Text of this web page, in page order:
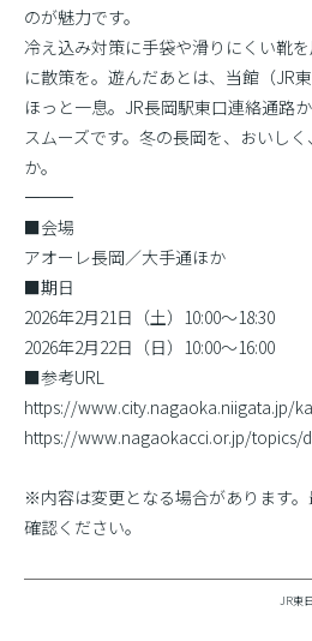
のが魅力です。
冷え込み対策に手袋や滑りにくい靴
に散策を。遊んだあとは、当館（JR
ほっと一息。JR長岡駅東口連絡通路
スムーズです。冬の長岡を、おいし
か。
――――――――――
■会場
アオーレ長岡／大手通ほか
■期日
2026年2月21日（土）10:00〜18:30
2026年2月22日（日）10:00〜16:00
■参考URL
https://www.city.nagaoka.niigata.jp/
https://www.nagaokacci.or.jp/topics/
※内容は変更となる場合があります
確認ください。
JR東